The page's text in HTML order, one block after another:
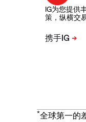
IG为您提供
策，纵横交
*全球第一的